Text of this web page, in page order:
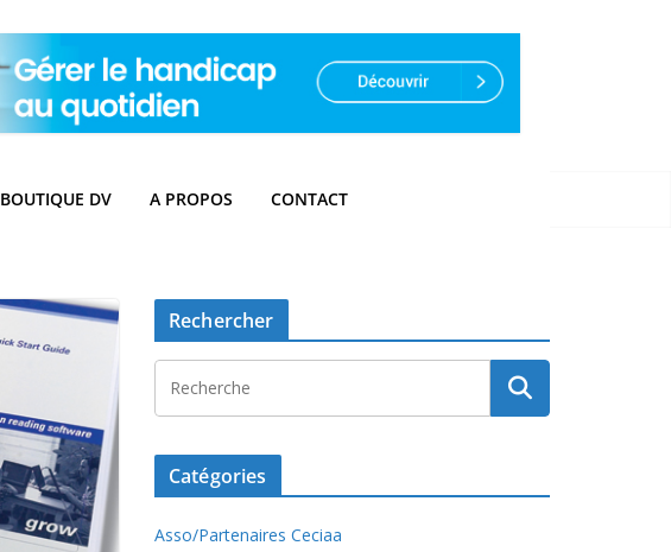
BOUTIQUE DV A PROPOS CONTACT
Rechercher
Catégories
Asso/Partenaires Ceciaa